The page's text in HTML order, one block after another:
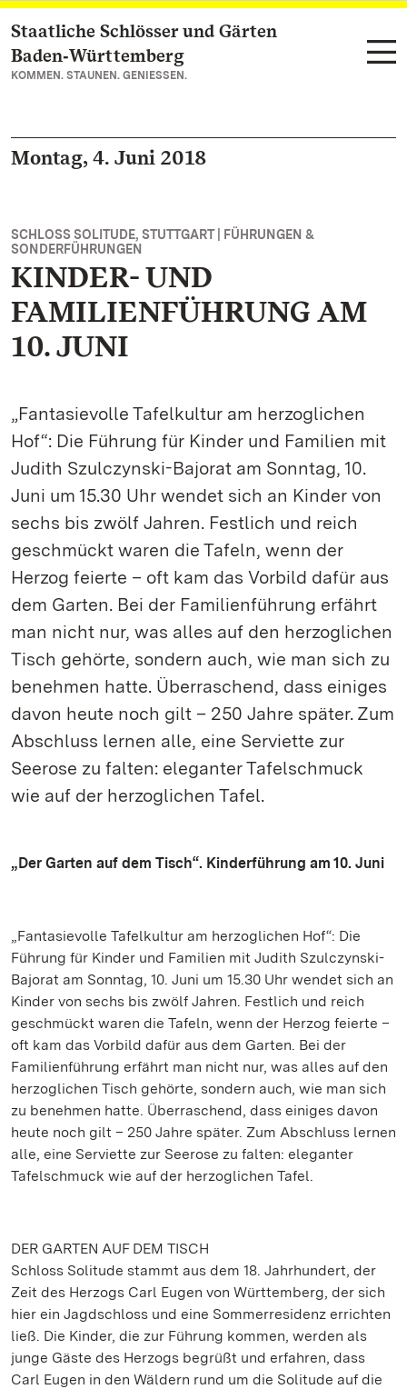
Zum Hauptinhalt springen
Staatliche Schlösser und Gärten
Baden‑Württemberg
KOMMEN. STAUNEN. GENIESSEN.
Montag, 4. Juni 2018
SCHLOSS SOLITUDE, STUTTGART | FÜHRUNGEN &
SONDERFÜHRUNGEN
KINDER- UND
FAMILIENFÜHRUNG AM
10. JUNI
„Fantasievolle Tafelkultur am herzoglichen
Hof“: Die Führung für Kinder und Familien mit
Judith Szulczynski-Bajorat am Sonntag, 10.
Juni um 15.30 Uhr wendet sich an Kinder von
sechs bis zwölf Jahren. Festlich und reich
geschmückt waren die Tafeln, wenn der
Herzog feierte – oft kam das Vorbild dafür aus
dem Garten. Bei der Familienführung erfährt
man nicht nur, was alles auf den herzoglichen
Tisch gehörte, sondern auch, wie man sich zu
benehmen hatte. Überraschend, dass einiges
davon heute noch gilt – 250 Jahre später. Zum
Abschluss lernen alle, eine Serviette zur
Seerose zu falten: eleganter Tafelschmuck
wie auf der herzoglichen Tafel.
„Der Garten auf dem Tisch“. Kinderführung am 10. Juni
„Fantasievolle Tafelkultur am herzoglichen Hof“: Die
Führung für Kinder und Familien mit Judith Szulczynski-
Bajorat am Sonntag, 10. Juni um 15.30 Uhr wendet sich an
Kinder von sechs bis zwölf Jahren. Festlich und reich
geschmückt waren die Tafeln, wenn der Herzog feierte –
oft kam das Vorbild dafür aus dem Garten. Bei der
Familienführung erfährt man nicht nur, was alles auf den
herzoglichen Tisch gehörte, sondern auch, wie man sich
zu benehmen hatte. Überraschend, dass einiges davon
heute noch gilt – 250 Jahre später. Zum Abschluss lernen
alle, eine Serviette zur Seerose zu falten: eleganter
Tafelschmuck wie auf der herzoglichen Tafel.
DER GARTEN AUF DEM TISCH
Schloss Solitude stammt aus dem 18. Jahrhundert, der
Zeit des Herzogs Carl Eugen von Württemberg, der sich
hier ein Jagdschloss und eine Sommerresidenz errichten
ließ. Die Kinder, die zur Führung kommen, werden als
junge Gäste des Herzogs begrüßt und erfahren, dass
Carl Eugen in den Wäldern rund um die Solitude auf die